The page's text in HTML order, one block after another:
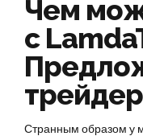
Чем
с
Странным образом у